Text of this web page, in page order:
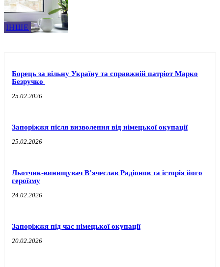
ІНШЕ
Борець за вільну Україну та справжній патріот Марко
Безручко
25.02.2026
Запоріжжя після визволення від німецької окупації
25.02.2026
Льотчик-винищувач В’ячеслав Радіонов та історія його
героїзму
24.02.2026
Запоріжжя під час німецької окупації
20.02.2026